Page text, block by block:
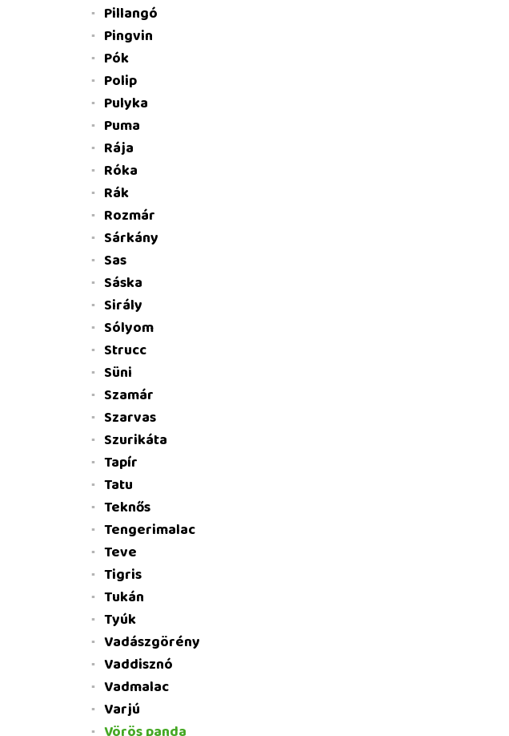
Pillangó
Pingvin
Pók
Polip
Pulyka
Puma
Rája
Róka
Rák
Rozmár
Sárkány
Sas
Sáska
Sirály
Sólyom
Strucc
Süni
Szamár
Szarvas
Szurikáta
Tapír
Tatu
Teknős
Tengerimalac
Teve
Tigris
Tukán
Tyúk
Vadászgörény
Vaddisznó
Vadmalac
Varjú